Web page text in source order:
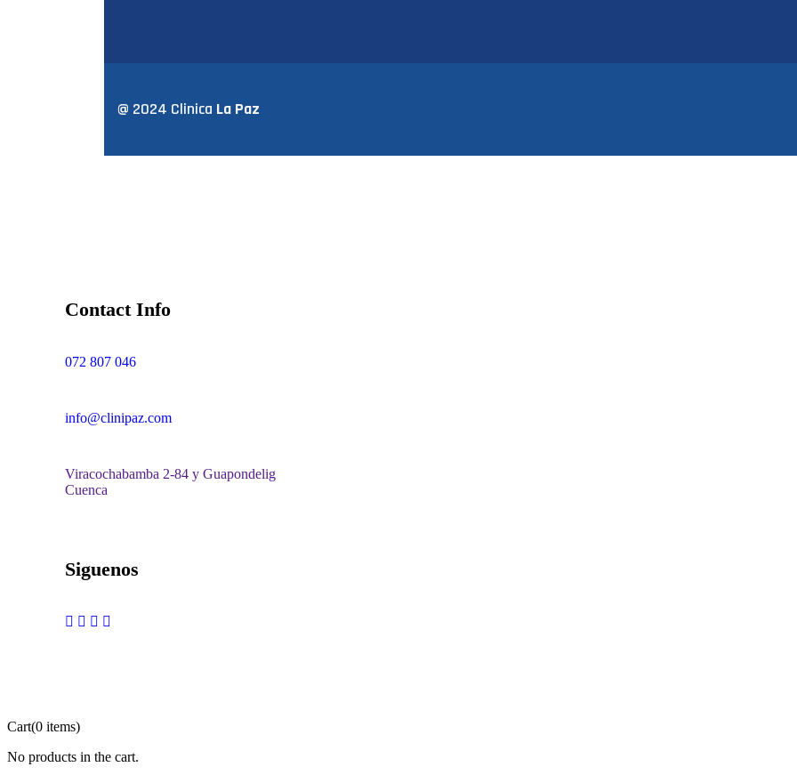
@ 2024 Clinica La Paz
Contact Info
072 807 046
info@clinipaz.com
Viracochabamba 2-84 y Guapondelig
Cuenca
Siguenos
Cart(0 items)
No products in the cart.